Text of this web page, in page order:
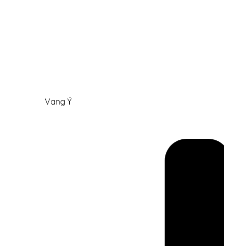
Vang Ý